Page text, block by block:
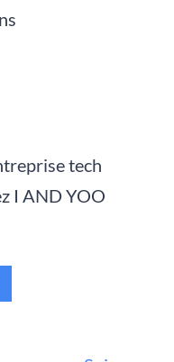
tech
I AND YOO